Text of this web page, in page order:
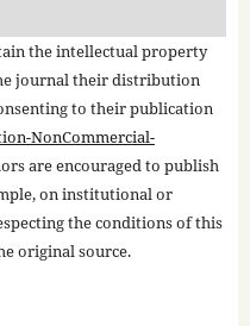
the intellectual property
journal their distribution
to their publication
NonCommercial-
are encouraged to publish
on institutional or
the conditions of this
original source.